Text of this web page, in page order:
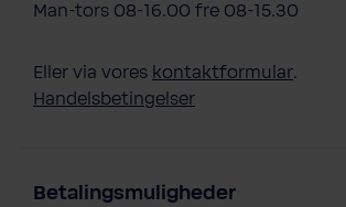
Man-tors 08-16.00 fre 08-15.30
Eller via vores kontaktformular.
Handelsbetingelser
Betalingsmuligheder